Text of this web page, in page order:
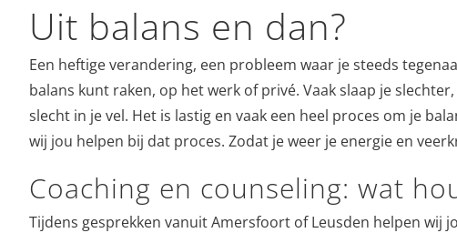
Uit balans en dan?
Een heftige verandering, een probleem waar je steeds
balans kunt raken, op het werk of privé. Vaak slaap je
slecht in je vel. Het is lastig en vaak een heel proces om je
wij jou helpen bij dat proces. Zodat je weer je energie en
Coaching en counseling: wat
Tijdens gesprekken vanuit Amersfoort of Leusden helpen wij